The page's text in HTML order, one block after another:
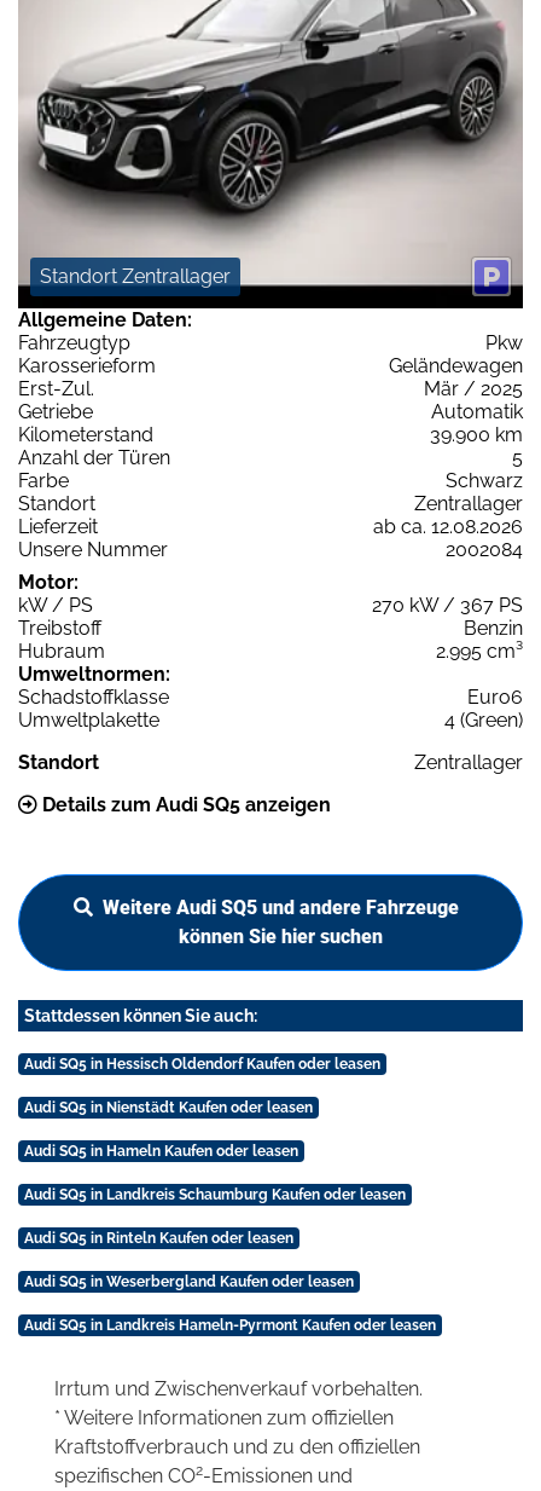
Standort Zentrallager
Allgemeine Daten:
Fahrzeugtyp
Pkw
Karosserieform
Geländewagen
Erst-Zul.
Mär / 2025
Getriebe
Automatik
Kilometerstand
39.900 km
Anzahl der Türen
5
Farbe
Schwarz
Standort
Zentrallager
Lieferzeit
ab ca. 12.08.2026
Unsere Nummer
2002084
Motor:
kW / PS
270 kW / 367 PS
Treibstoff
Benzin
Hubraum
2.995 cm³
Umweltnormen:
Schadstoffklasse
Euro6
Umweltplakette
4 (Green)
Standort
Zentrallager
Details zum Audi SQ5 anzeigen
Weitere Audi SQ5 und andere Fahrzeuge
können Sie hier suchen
Stattdessen können Sie auch:
Audi SQ5 in Hessisch Oldendorf Kaufen oder leasen
Audi SQ5 in Nienstädt Kaufen oder leasen
Audi SQ5 in Hameln Kaufen oder leasen
Audi SQ5 in Landkreis Schaumburg Kaufen oder leasen
Audi SQ5 in Rinteln Kaufen oder leasen
Audi SQ5 in Weserbergland Kaufen oder leasen
Audi SQ5 in Landkreis Hameln-Pyrmont Kaufen oder leasen
Irrtum und Zwischenverkauf vorbehalten.
* Weitere Informationen zum offiziellen
Kraftstoffverbrauch und zu den offiziellen
spezifischen CO2-Emissionen und